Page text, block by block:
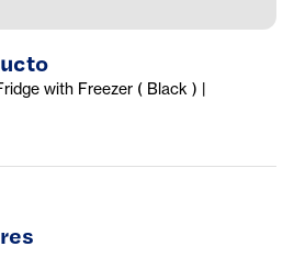
with Freezer ( Black ) |